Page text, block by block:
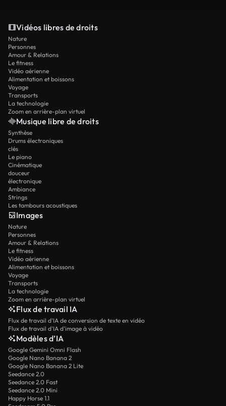
Vidéos libres de droits
Nature
Personnes
Amour & Relations
Le fitness
Vidéo aérienne
Alimentation et boissons
Voyage
Transports
La technologie
Zoom en arrière-plan virtuel
Musique libre de droits
Synthèse
Drums électroniques
clés
Le piano
Cinématique
douceur
électronique
Ambiance
Strings
Les tambours acoustiques
Images
Nature
Personnes
Amour & Relations
Le fitness
Vidéo aérienne
Alimentation et boissons
Voyage
Transports
La technologie
Zoom en arrière-plan virtuel
Flux de travail IA
Flux de travail d’IA de conversion de texte en vidéo
Flux de travail d’IA d’image à vidéo
Modèles d’IA
Google Gemini Omni Flash
Google Nano Banana 2
Google Nano Banana 2 Lite
Seedance 2.0
Seedance 2.0 Fast
Seedance 2.0 Mini
Happy Horse 1.1